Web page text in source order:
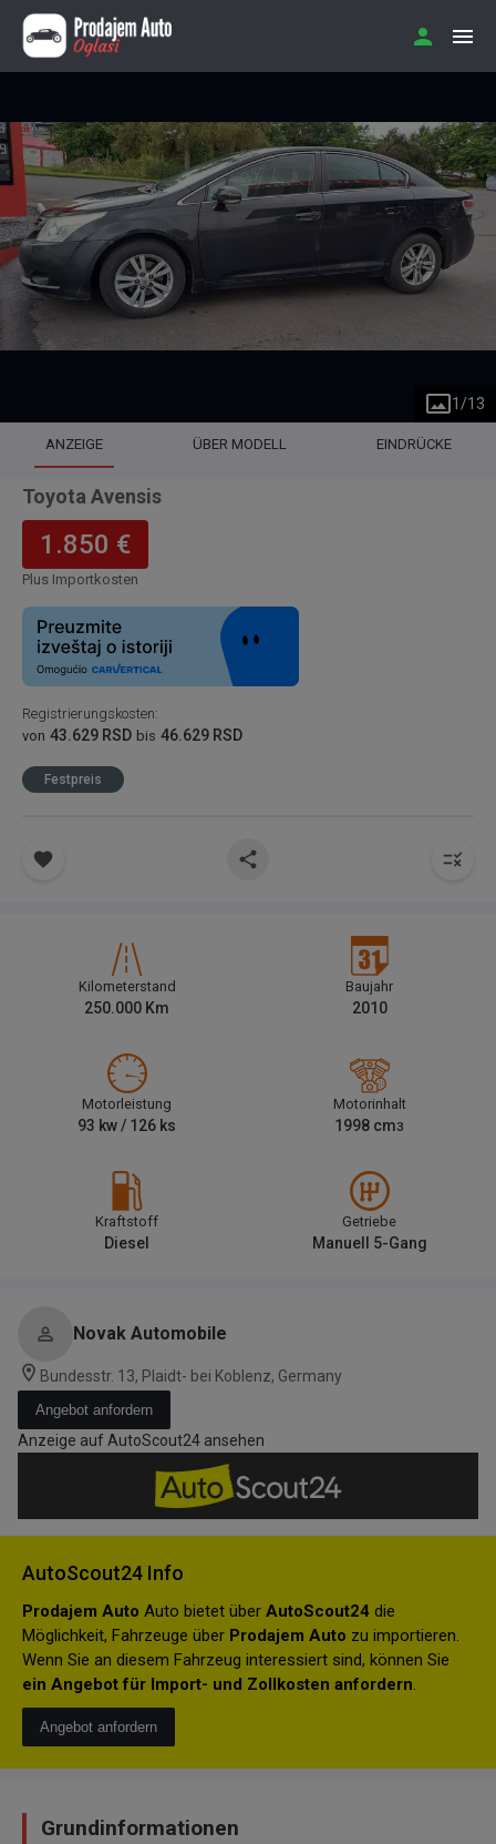
1 /13
ANZEIGE ÜBER MODELL EINDRÜCKE
Toyota Avensis
1.850 €
Plus Importkosten
Registrierungskosten:
von 43.629 RSD bis 46.629 RSD
Festpreis
Kilometerstand
250.000 Km
Baujahr
2010
Motorleistung
93 kw / 126 ks
Motorinhalt
1998 cm3
Kraftstoff
Diesel
Getriebe
Manuell 5-Gang
Novak Automobile
Bundesstr. 13, Plaidt- bei Koblenz, Germany
Angebot anfordern
Anzeige auf AutoScout24 ansehen
AutoScout24 Info
Prodajem Auto Auto bietet über AutoScout24 die
Möglichkeit, Fahrzeuge über Prodajem Auto zu importieren.
Wenn Sie an diesem Fahrzeug interessiert sind, können Sie
ein Angebot für Import- und Zollkosten anfordern.
Angebot anfordern
Grundinformationen